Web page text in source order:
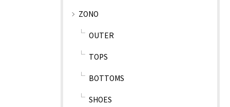
ZONO
OUTER
TOPS
BOTTOMS
SHOES